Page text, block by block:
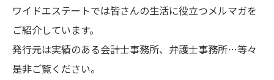
ワイドエステートでは皆さんの生活に役立つメルマガを
ご紹介しています。
発行元は実績のある会計士事務所、弁護士事務所…等々
是非ご覧ください。